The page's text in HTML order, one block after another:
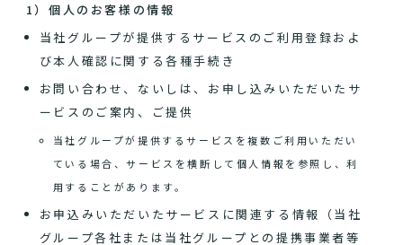
1）個人のお客様の情報
当社グループが提供するサービスのご利用登録およ
び本人確認に関する各種手続き
お問い合わせ、ないしは、お申し込みいただいたサ
ービスのご案内、ご提供
当社グループが提供するサービスを複数ご利用いただい
ている場合、サービスを横断して個人情報を参照し、利
用することがあります。
お申込みいただいたサービスに関連する情報（当社
グループ各社または当社グループとの提携事業者等